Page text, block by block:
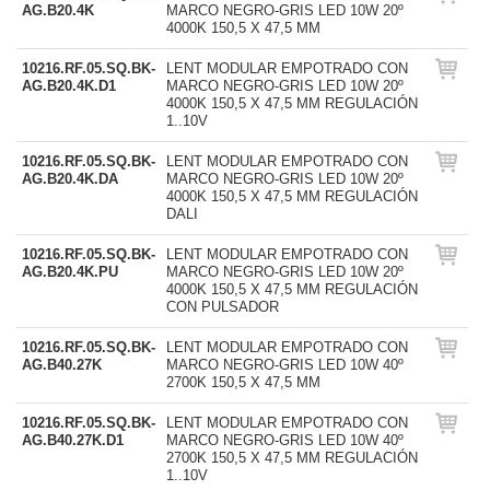
AG.B20.4K
MARCO NEGRO-GRIS LED 10W 20º
4000K 150,5 X 47,5 MM
10216.RF.05.SQ.BK-
AG.B20.4K.D1
LENT MODULAR EMPOTRADO CON
MARCO NEGRO-GRIS LED 10W 20º
4000K 150,5 X 47,5 MM REGULACIÓN
1..10V
10216.RF.05.SQ.BK-
AG.B20.4K.DA
LENT MODULAR EMPOTRADO CON
MARCO NEGRO-GRIS LED 10W 20º
4000K 150,5 X 47,5 MM REGULACIÓN
DALI
10216.RF.05.SQ.BK-
AG.B20.4K.PU
LENT MODULAR EMPOTRADO CON
MARCO NEGRO-GRIS LED 10W 20º
4000K 150,5 X 47,5 MM REGULACIÓN
CON PULSADOR
10216.RF.05.SQ.BK-
AG.B40.27K
LENT MODULAR EMPOTRADO CON
MARCO NEGRO-GRIS LED 10W 40º
2700K 150,5 X 47,5 MM
10216.RF.05.SQ.BK-
AG.B40.27K.D1
LENT MODULAR EMPOTRADO CON
MARCO NEGRO-GRIS LED 10W 40º
2700K 150,5 X 47,5 MM REGULACIÓN
1..10V